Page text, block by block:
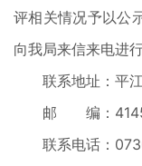
评相关情况予以公
向我局来信来电进行
联系地址：平江
邮 编：
联系电话：